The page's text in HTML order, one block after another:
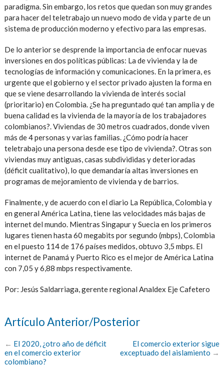
paradigma. Sin embargo, los retos que quedan son muy grandes
para hacer del teletrabajo un nuevo modo de vida y parte de un
sistema de producción moderno y efectivo para las empresas.
De lo anterior se desprende la importancia de enfocar nuevas
inversiones en dos políticas públicas: La de vivienda y la de
tecnologías de información y comunicaciones. En la primera, es
urgente que el gobierno y el sector privado ajusten la forma en
que se viene desarrollando la vivienda de interés social
(prioritario) en Colombia. ¿Se ha preguntado qué tan amplia y de
buena calidad es la vivienda de la mayoría de los trabajadores
colombianos?. Viviendas de 30 metros cuadrados, donde viven
más de 4 personas y varias familias. ¿Cómo podría hacer
teletrabajo una persona desde ese tipo de vivienda?. Otras son
viviendas muy antiguas, casas subdivididas y deterioradas
(déficit cualitativo), lo que demandaría altas inversiones en
programas de mejoramiento de vivienda y de barrios.
Finalmente, y de acuerdo con el diario La República, Colombia y
en general América Latina, tiene las velocidades más bajas de
internet del mundo. Mientras Singapur y Suecia en los primeros
lugares tienen hasta 60 megabits por segundo (mbps), Colombia
en el puesto 114 de 176 países medidos, obtuvo 3,5 mbps. El
internet de Panamá y Puerto Rico es el mejor de América Latina
con 7,05 y 6,88 mbps respectivamente.
Por: Jesús Saldarriaga, gerente regional Analdex Eje Cafetero
Artículo Anterior/Posterior
← El 2020, ¿otro año de déficit
en el comercio exterior
colombiano?
El comercio exterior sigue
exceptuado del aislamiento →